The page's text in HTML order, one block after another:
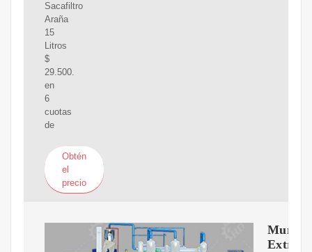
Sacafiltro
Araña
15
Litros
$
29.500.
en
6
cuotas
de
Obtén
el
precio
Mundo